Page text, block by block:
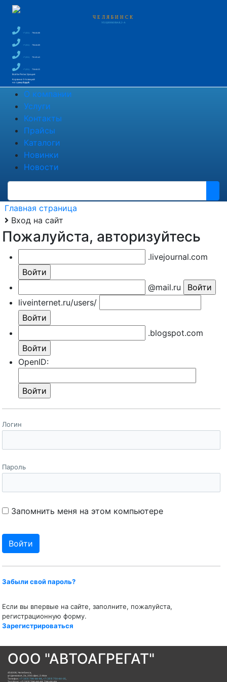
ЧЕЛЯБИНСК
УЛ. ЦИНКОВАЯ, 2-А
+7 (351) 796-66-88
+7 (351) 796-66-89
+7 (351) 791-85-43
+7 (351)
750-60-35
Войти Регистрация
Корзина0 позиций
на сумму0 руб.
О компании
Услуги
Контакты
Прайсы
Каталоги
Новинки
Новости
Главная страница
Вход на сайт
Пожалуйста, авторизуйтесь
.livejournal.com
@mail.ru
liveinternet.ru/users/
.blogspot.com
OpenID:
Логин
Пароль
Запомнить меня на этом компьютере
Забыли свой пароль?
Если вы впервые на сайте, заполните, пожалуйста,
регистрационную форму.
Зарегистрироваться
ООО "АВТОАГРЕГАТ"
454008, Челябинск,
ул.Цинковая, 2а, 204 офис; 2 этаж
Телефон: +7 (351) 796-66-88, +7 (351) 750-60-35,